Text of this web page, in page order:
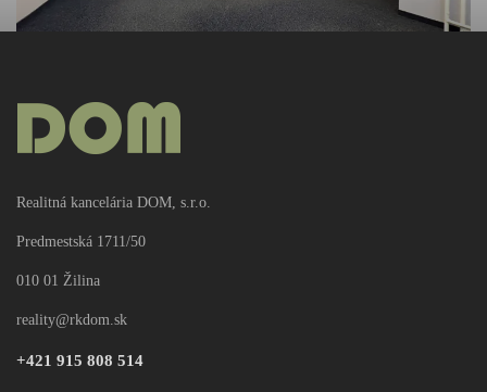
PRENÁJOM
Info v RK
centre Žiliny
Realitná kancelária DOM, s.r.o.
Predmestská 1711/50
010 01 Žilina
reality@rkdom.sk
+421 915 808 514
Update cookies preferences